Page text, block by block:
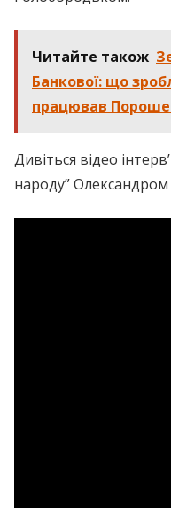
Читайте також
Банкової: що
працював
Дивіться відео
народу”